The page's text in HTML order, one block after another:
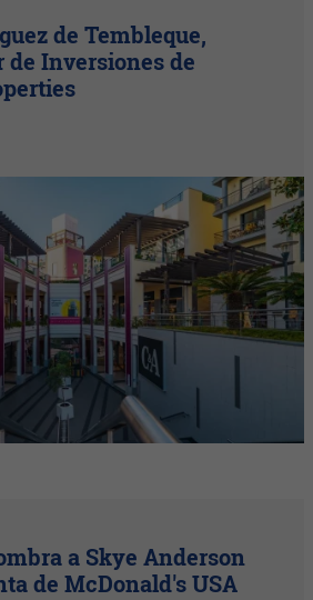
de Tembleque,
Inversiones de
a Skye Anderson
de McDonald's USA